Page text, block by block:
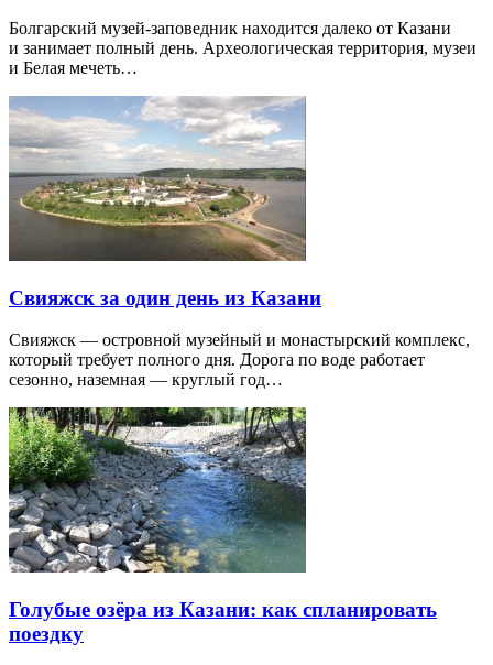
Болгарский музей-заповедник находится далеко от Казани
и занимает полный день. Археологическая территория, музеи
и Белая мечеть…
Свияжск за один день из Казани
Свияжск — островной музейный и монастырский комплекс,
который требует полного дня. Дорога по воде работает
сезонно, наземная — круглый год…
Голубые озёра из Казани: как спланировать
поездку